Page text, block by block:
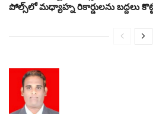
పోల్స్‌లో మధ్యాహ్న రికార్డులను బద్దలు